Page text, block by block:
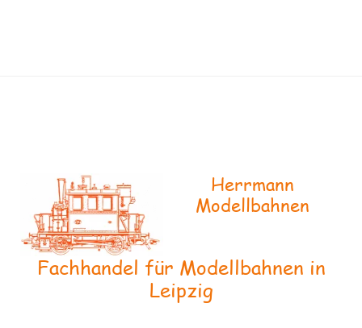
Herrmann
Modellbahnen
Fachhandel für Modellbahnen in
Leipzig